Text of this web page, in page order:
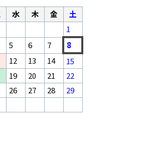
水 木 金
土
1
5 6 7
8
12 13 14
15
19 20 21
22
26 27 28
29